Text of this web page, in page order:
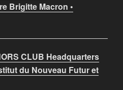
Brigitte Macron •
CLUB Headquarters
du Nouveau Futur et